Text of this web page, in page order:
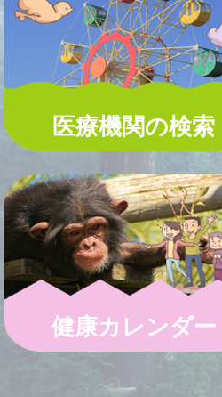
医療機関の検索
健康カレンダー